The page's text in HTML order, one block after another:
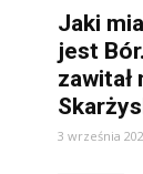
Jaki
jest
zawitał
3 września